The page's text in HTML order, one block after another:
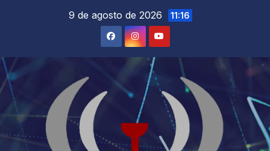
9 de agosto de 2026 11:16